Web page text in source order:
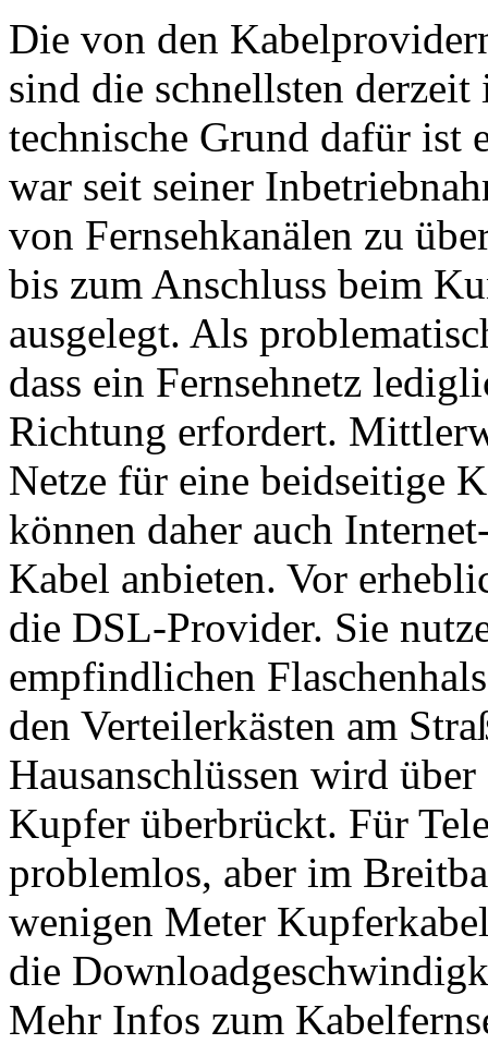
Die von den
sind die schnellsten
technische Grund dafür ist
war seit seiner
von Fernsehkanälen zu
bis zum Anschluss beim
ausgelegt. Als
dass ein Fernsehnetz
Richtung erfordert.
Netze für eine beidseitige
können daher auch
Kabel anbieten. Vor
die DSL-Provider. Sie
empfindlichen
den Verteilerkästen am
Hausanschlüssen wird
Kupfer überbrückt. Für
problemlos, aber im
wenigen Meter
die
Mehr Infos zum